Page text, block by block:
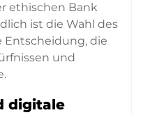
ethischen Bank
ist die Wahl des
Entscheidung, die
und
digitale